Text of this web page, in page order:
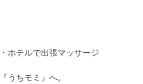
ホテルで出張マッサージ
うちモミ』へ。